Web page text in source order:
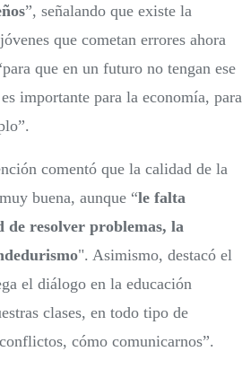
”, señalando que existe la
que cometan errores ahora
que en un futuro no tengan ese
importante para la economía, para
comentó que la calidad de la
buena, aunque “le falta
resolver problemas, la
". Asimismo, destacó el
el diálogo en la educación
clases, en todo tipo de
cómo comunicarnos”.